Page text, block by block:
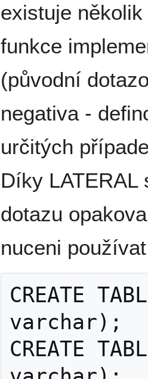
existuje
funkce
(původní
negativa -
určitých
Díky LATERAL
dotazu
nuceni
CREATE
varchar);
CREATE